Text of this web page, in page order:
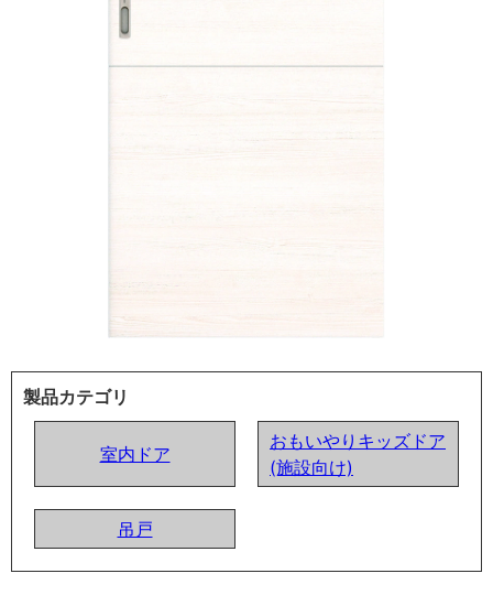
製品カテゴリ
室内ドア
おもいやりキッズドア
(施設向け)
吊戸